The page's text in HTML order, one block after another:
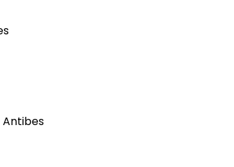
Antibes